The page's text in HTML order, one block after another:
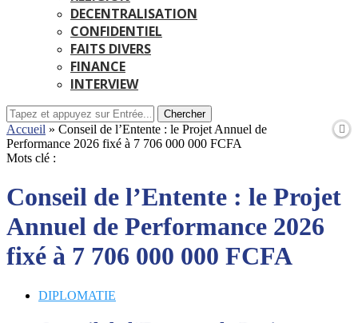
DECENTRALISATION
CONFIDENTIEL
FAITS DIVERS
FINANCE
INTERVIEW
Chercher
Accueil » Conseil de l’Entente : le Projet Annuel de
Performance 2026 fixé à 7 706 000 000 FCFA
Mots clé :
Conseil de l’Entente : le Projet
Annuel de Performance 2026
fixé à 7 706 000 000 FCFA
DIPLOMATIE